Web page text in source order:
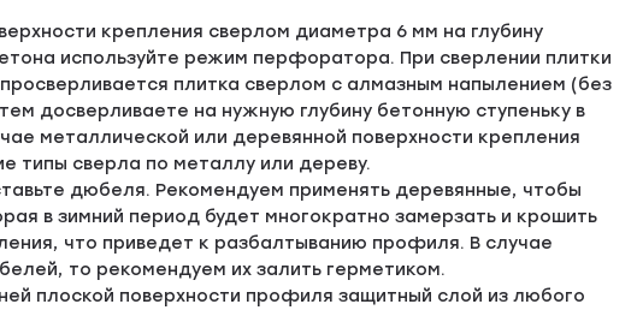
крепления сверлом диаметра 6 мм на глубину
используйте режим перфоратора. При сверлении плитки
плитка сверлом с алмазным напылением (без
досверливаете на нужную глубину бетонную ступеньку в
металлической или деревянной поверхности крепления
типы сверла по металлу или дереву.
дюбеля. Рекомендуем применять деревянные, чтобы
в зимний период будет многократно замерзать и крошить
что приведет к разбалтыванию профиля. В случае
то рекомендуем их залить герметиком.
плоской поверхности профиля защитный слой из любого